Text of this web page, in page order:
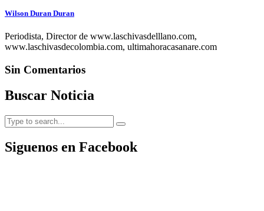
Wilson Duran Duran
Periodista, Director de www.laschivasdelllano.com,
www.laschivasdecolombia.com, ultimahoracasanare.com
Sin Comentarios
Buscar Noticia
Siguenos en Facebook